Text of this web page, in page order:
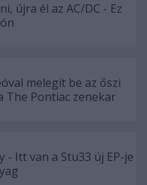
újra él az AC/DC - Ez
melegít be az őszi
The Pontiac zenekar
- Itt van a Stu33 új EP-je